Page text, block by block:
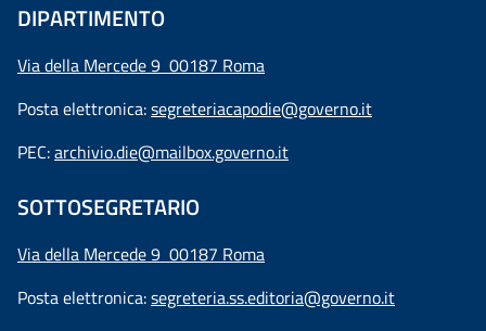
DIPARTIMENTO
Via della Mercede 9 00187 Roma
Posta elettronica:segreteriacapodie@governo.it
PEC:archivio.die@mailbox.governo.it
SOTTOSEGRETARIO
Via della Mercede 9 00187 Roma
Posta elettronica:segreteria.ss.editoria@governo.it